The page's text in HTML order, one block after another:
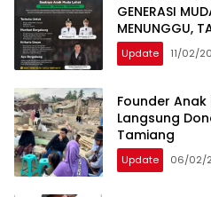
GENERASI
MENUNGGU,
PERUBAHAN
Update 11/02/
Founder
Langsung
Tamiang
Update 06/02/